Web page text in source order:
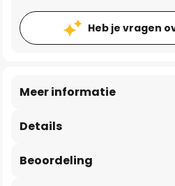
Heb je vragen
Details
Meer informatie
Beoordeling